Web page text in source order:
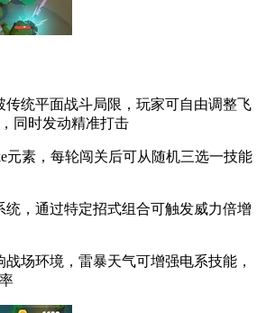
传统平面战斗局限，玩家可自由调整飞
同时发动精准打击
元素，每轮闯关后可从随机三选一技能
统，通过特定招式组合可触发威力倍增
场环境，雷暴天气可增强电系技能，